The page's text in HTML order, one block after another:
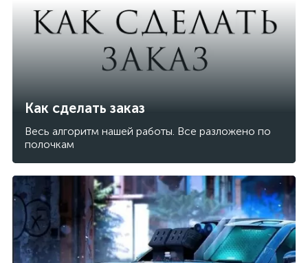
Как сделать заказ
Весь алгоритм нашей работы. Все разложено по
полочкам